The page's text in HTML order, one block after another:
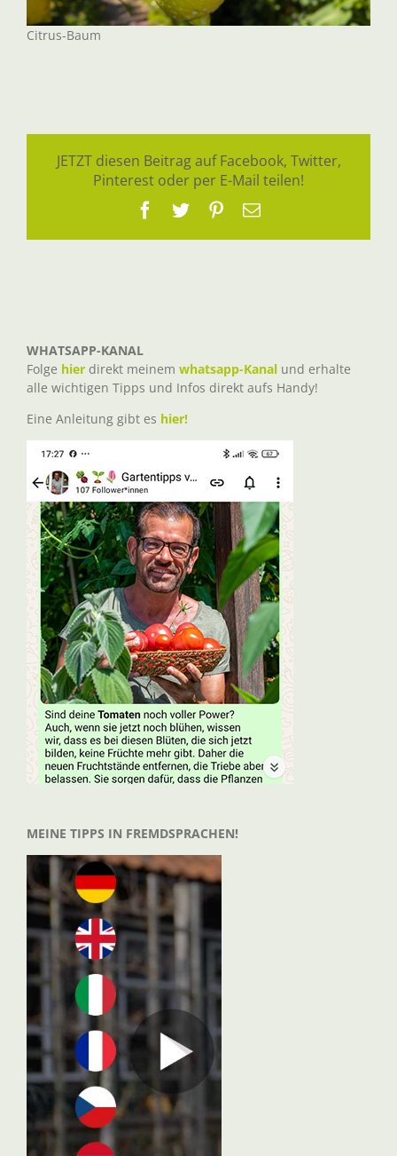
Citrus-Baum
JETZT diesen Beitrag auf Facebook, Twitter,
Pinterest oder per E-Mail teilen!
Facebook
TwitterPinterest
E-
WHATSAPP-KANAL
Folge hier direkt meinem whatsapp-Kanal und erhalte
alle wichtigen Tipps und Infos direkt aufs Handy!
Eine Anleitung gibt es hier!
MEINE TIPPS IN FREMDSPRACHEN!